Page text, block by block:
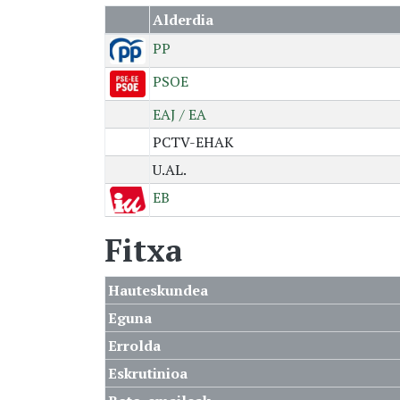
Alderdia
PP
PSOE
EAJ / EA
PCTV-EHAK
U.AL.
EB
Fitxa
Hauteskundea
Eguna
Errolda
Eskrutinioa